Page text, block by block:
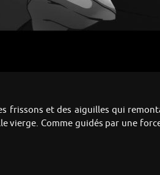
frissons et des aiguilles qui
vierge. Comme guidés par une